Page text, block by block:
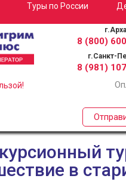
Туры в Архангельск
Детские лагеря
Спортивные сборы
туры для школьных групп
Туры по России
О компании
Туры по России
8 (800)
г.Санкт-
8 (981)
в